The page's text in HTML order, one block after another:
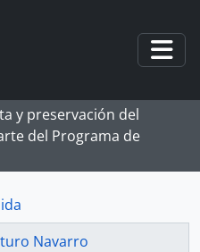
y preservación del
del Programa de
Navarro